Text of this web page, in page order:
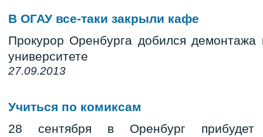
В ОГАУ все-таки закрыли кафе
Прокурор Оренбурга добился
университете
27.09.2013
Учиться по комиксам
28 сентября в Оренбург